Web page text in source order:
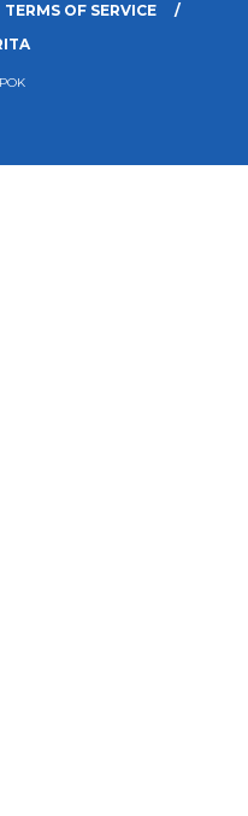
TERMS OF SERVICE